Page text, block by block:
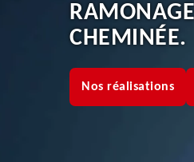
CHEMINÉE.
Nos réalisations